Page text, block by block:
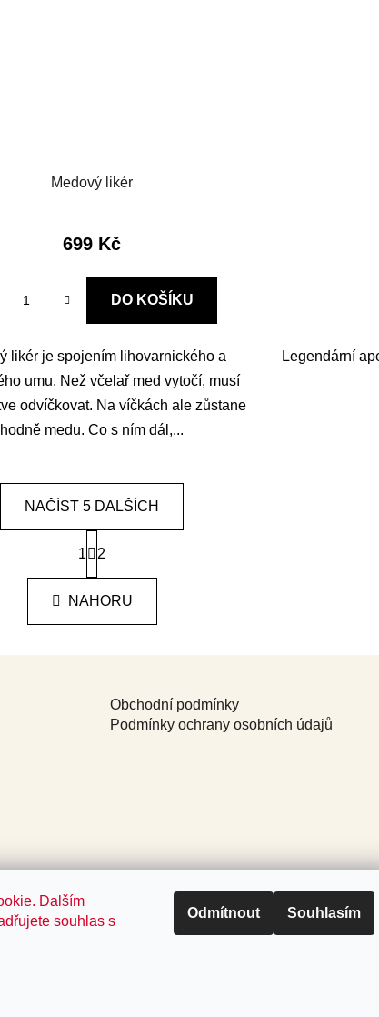
Dalším
souhlas s
Odmítnout Souhlasím
Medový likér
699 Kč
DO KOŠÍKU
likér je spojením lihovarnického a
umu. Než včelař med vytočí, musí
odvíčkovat. Na víčkách ale zůstane
hodně medu. Co s ním dál,...
Legendární
O
v
l
á
p
u
NAČÍST 5 DALŠÍCH
S
t
n
k
1 2
NAHORU
Obchodní podmínky
Podmínky ochrany osobních údajů